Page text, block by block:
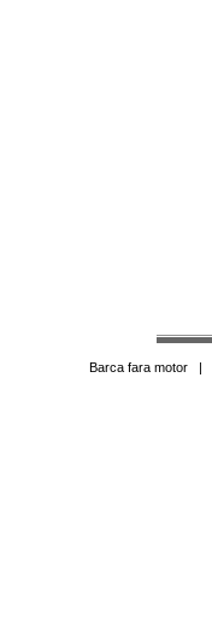
Barca fara motor|